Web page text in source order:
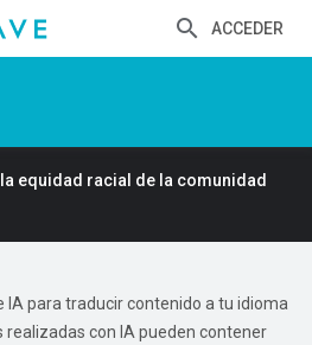
ACCEDER
equidad racial de la comunidad
IA para traducir contenido a tu idioma
con IA pueden contener